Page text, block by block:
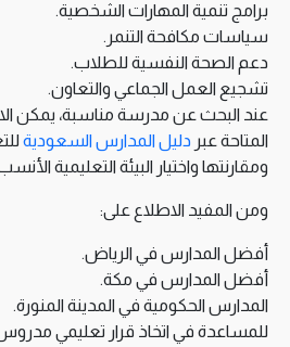
برامج تنمية المهارات الشخصية.
سياسات مكافحة التنمر.
دعم الصحة النفسية للطلاب.
تشجيع العمل الجماعي والتعاون.
عند البحث عن مدرسة مناسبة، يمكن
المتاحة عبر دليل المدارس السعودية
ومقارنتها واختيار البيئة التعليمية
ومن المفيد الاطلاع على:
أفضل المدارس في الرياض.
أفضل المدارس في مكة.
المدارس الحكومية في المدينة المنورة.
للمساعدة في اتخاذ قرار تعليمي